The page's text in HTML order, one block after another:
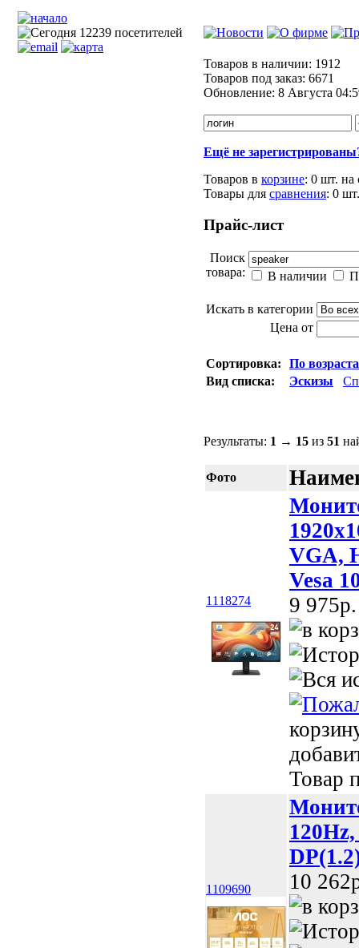
Товаров в наличии: 1912
Товаров под заказ: 6671
Обновление: 8 Августа
Ещё не
Товаров в корзине: 0 шт. на
Товары для сравнения: 0 шт.
Прайс-лист
Поиск
товара:
В наличии
Искать в категории
Цена от
Сортировка:
По
Вид списка:
Эскизы
Результаты: 1 → 15 из 51
Фото
1118274
VGA,
Vesa
9 975p.
Товар
1109690
10